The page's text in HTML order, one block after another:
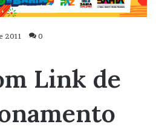
2011 0
Link de